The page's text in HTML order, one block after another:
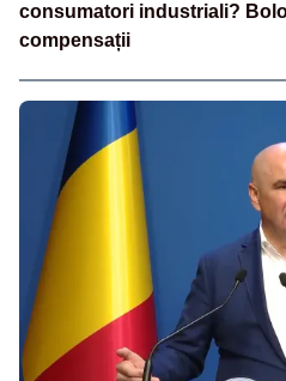
consumatori industriali?
compensații